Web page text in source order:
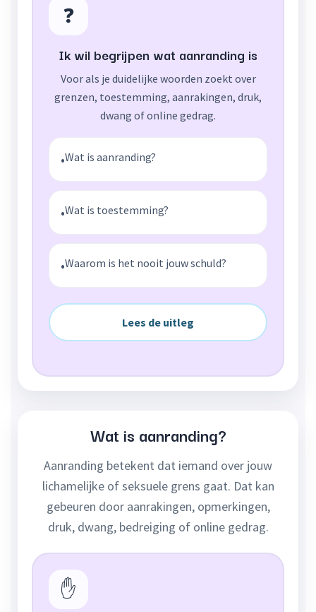
❓
Ik wil begrijpen wat aanranding is
Voor als je duidelijke woorden zoekt over
grenzen, toestemming, aanrakingen, druk,
dwang of online gedrag.
•Wat is aanranding?
•Wat is toestemming?
•Waarom is het nooit jouw schuld?
Lees de uitleg
Wat is aanranding?
Aanranding betekent dat iemand over jouw
lichamelijke of seksuele grens gaat. Dat kan
gebeuren door aanrakingen, opmerkingen,
druk, dwang, bedreiging of online gedrag.
✋